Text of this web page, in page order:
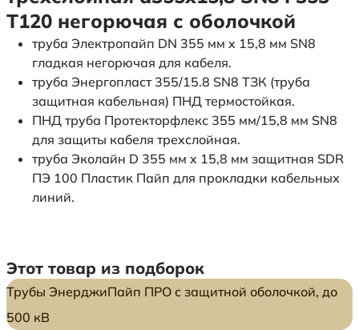
Т120 негорючая с оболочкой
труба Электропайп DN 355 мм x 15,8 мм SN8
гладкая негорючая для кабеля.
труба Энергопласт 355/15.8 SN8 ТЗК (труба
защитная кабельная) ПНД термостойкая.
ПНД труба Протекторфлекс 355 мм/15,8 мм SN8
для защиты кабеля трехслойная.
труба Эколайн D 355 мм x 15,8 мм защитная SDR
ПЭ 100 Пластик Пайп для прокладки кабельных
линий.
Этот товар из подборок
Трубы ЭнерджиПайп ПРО с защитной оболочкой, до
500 кВ